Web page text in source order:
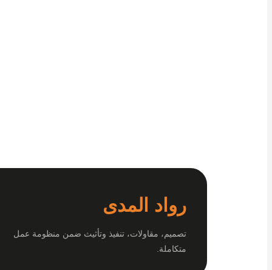
رواد المدى
تصميم، مقاولات، تنفيذ وتأثيث ضمن منظومة عمل